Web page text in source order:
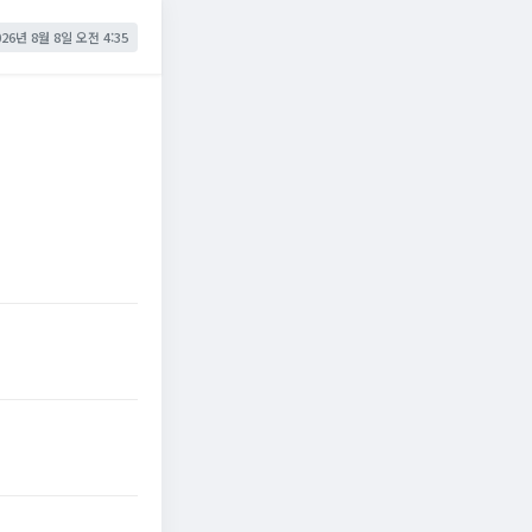
년 8월 8일 오전 4:35